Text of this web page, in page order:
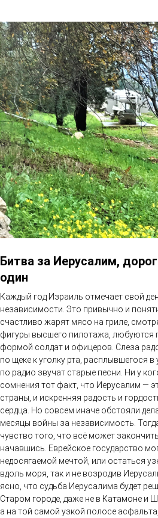
Битва за Иерусалим,
один
Каждый год Израиль отмечает свой
независимости. Это привычно и
счастливо жарят мясо на гриле,
фигуры высшего пилотажа, любуются
формой солдат и офицеров. Слеза
по щеке к уголку рта, расплывшегося в
по радио звучат старые песни. Ни у
сомнения тот факт, что Иерусалим —
страны, и искренняя радость и
сердца. Но совсем иначе обстояли
месяцы войны за независимость.
чувство того, что всё может
начавшись. Еврейское государство
недосягаемой мечтой, или остаться
вдоль моря, так и не возродив
ясно, что судьба Иерусалима будет
Старом городе, даже не в Катамоне и
а на той самой узкой полосе